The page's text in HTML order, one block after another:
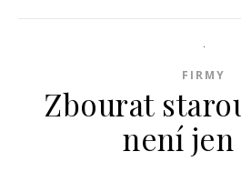
FIRMY
Zbourat
není